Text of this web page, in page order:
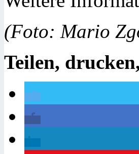
(Foto: Mario
Teilen,